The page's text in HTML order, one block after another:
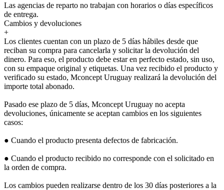
Las agencias de reparto no trabajan con horarios o días específicos
de entrega.
Cambios y devoluciones
+
Los clientes cuentan con un plazo de 5 días hábiles desde que
reciban su compra para cancelarla y solicitar la devolución del
dinero. Para eso, el producto debe estar en perfecto estado, sin uso,
con su empaque original y etiquetas. Una vez recibido el producto y
verificado su estado, Mconcept Uruguay realizará la devolución del
importe total abonado.
Pasado ese plazo de 5 días, Mconcept Uruguay no acepta
devoluciones, únicamente se aceptan cambios en los siguientes
casos:
● Cuando el producto presenta defectos de fabricación.
● Cuando el producto recibido no corresponde con el solicitado en
la orden de compra.
Los cambios pueden realizarse dentro de los 30 días posteriores a la